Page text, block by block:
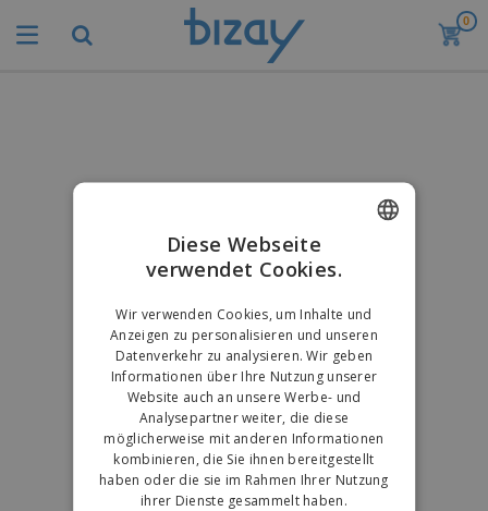
0
ENGLISH
Diese Webseite
verwendet Cookies.
Wir verwenden Cookies, um Inhalte und
Anzeigen zu personalisieren und unseren
Datenverkehr zu analysieren. Wir geben
Informationen über Ihre Nutzung unserer
Website auch an unsere Werbe- und
Analysepartner weiter, die diese
möglicherweise mit anderen Informationen
kombinieren, die Sie ihnen bereitgestellt
haben oder die sie im Rahmen Ihrer Nutzung
ihrer Dienste gesammelt haben.